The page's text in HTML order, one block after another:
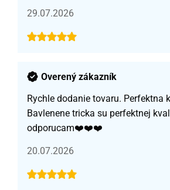
29.07.2026
Overený zákazník
Rychle dodanie tovaru. Perfektna
Bavlenene tricka su perfektnej
odporucam❤️❤️❤️
20.07.2026